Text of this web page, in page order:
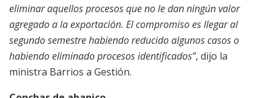
eliminar aquellos procesos que no le dan ningún valor
agregado a la exportación. El compromiso es llegar al
segundo semestre habiendo reducido algunos casos o
habiendo eliminado procesos identificados”, dijo la
ministra Barrios a Gestión.